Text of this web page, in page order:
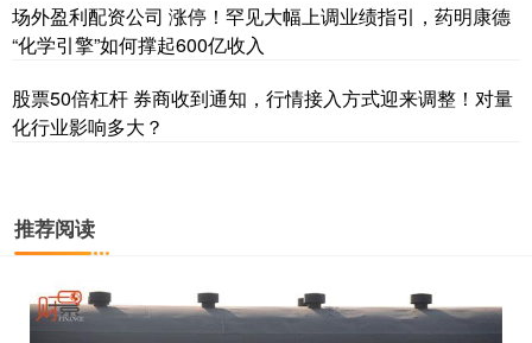
场外盈利配资公司 涨停！罕见大幅上调业绩指引，药明康德
“化学引擎”如何撑起600亿收入
股票50倍杠杆 券商收到通知，行情接入方式迎来调整！对量
化行业影响多大？
推荐阅读